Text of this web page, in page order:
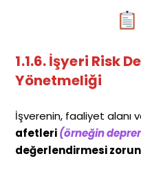
1.1.6. İşyeri Risk
Yönetmeliği
İşverenin, faaliyet alanı
afetleri(örneğin
değerlendirmesi